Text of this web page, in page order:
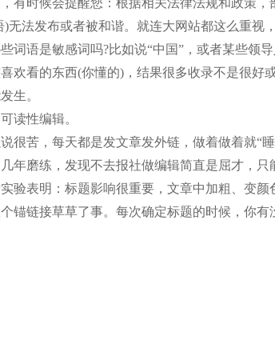
有时候会提醒您：根据相关法律法规和政策
)无法发布或者被和谐。就连大网站都这么重视
词语是敏感词吗?比如说“中国”，或者某些领
欢看的东西(你懂的)，结果很多收录不是很好
生。
读性编辑。
很苦，每天都是发文章发外链，做着做着就“
年磨练，发现不去报社做编辑简直是屈才，
验表明：标题影响很重要，文章中加粗、变
锚链接草草了事。每次确定标题的时候，你